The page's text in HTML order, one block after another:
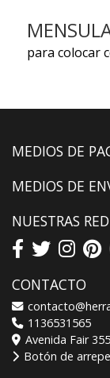
para colocar
MEDIOS DE
MEDIOS DE
NUESTRAS
CONTACTO
1136531565
Avenida Fair 355
Botón de